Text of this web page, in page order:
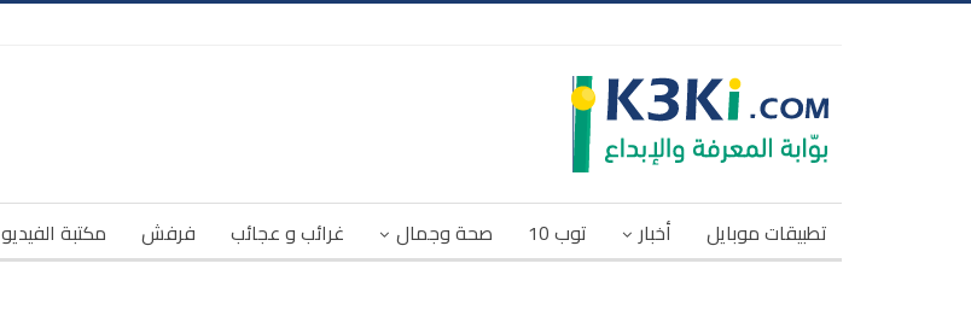
تطبيقات موبايل أخبار توب 10 صحة وجمال غرائب و عجائب فرفش مكتبة الفيديو